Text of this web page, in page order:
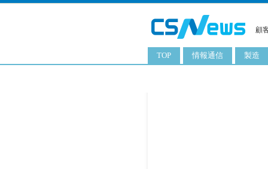
顧
TOP 情報通信 製造